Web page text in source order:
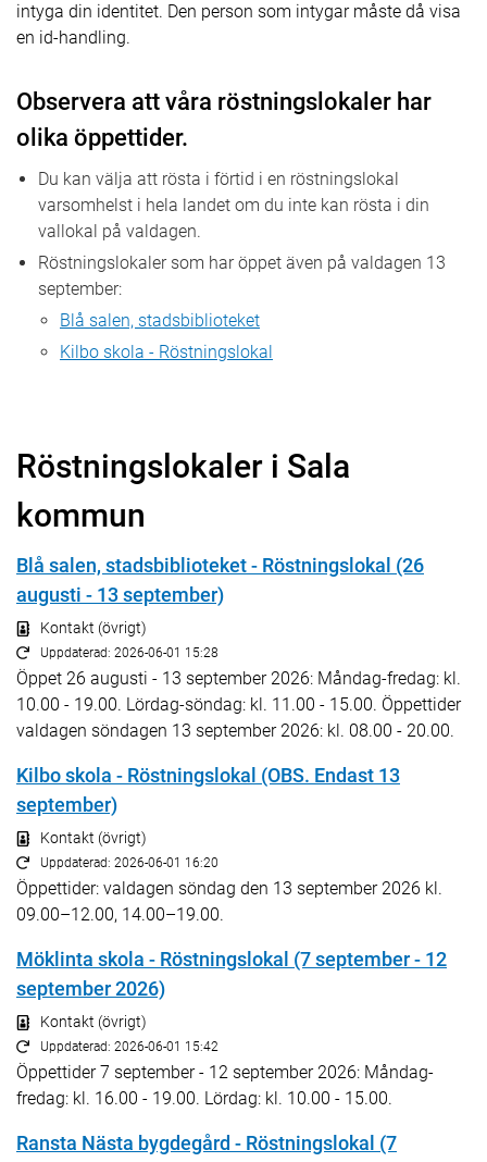
intyga din identitet. Den person som intygar måste då visa
en id-handling.
Observera att våra röstningslokaler har
olika öppettider.
Du kan välja att rösta i förtid i en röstningslokal
varsomhelst i hela landet om du inte kan rösta i din
vallokal på valdagen.
Röstningslokaler som har öppet även på valdagen 13
september:
Blå salen, stadsbiblioteket
Kilbo skola - Röstningslokal
Röstningslokaler i Sala
kommun
Blå salen, stadsbiblioteket - Röstningslokal (26
augusti - 13 september)
Kontakt (övrigt)
Uppdaterad: 2026-06-01 15:28
Öppet 26 augusti - 13 september 2026: Måndag-fredag: kl.
10.00 - 19.00. Lördag-söndag: kl. 11.00 - 15.00. Öppettider
valdagen söndagen 13 september 2026: kl. 08.00 - 20.00.
Kilbo skola - Röstningslokal (OBS. Endast 13
september)
Kontakt (övrigt)
Uppdaterad: 2026-06-01 16:20
Öppettider: valdagen söndag den 13 september 2026 kl.
09.00–12.00, 14.00–19.00.
Möklinta skola - Röstningslokal (7 september - 12
september 2026)
Kontakt (övrigt)
Uppdaterad: 2026-06-01 15:42
Öppettider 7 september - 12 september 2026: Måndag-
fredag: kl. 16.00 - 19.00. Lördag: kl. 10.00 - 15.00.
Ransta Nästa bygdegård - Röstningslokal (7